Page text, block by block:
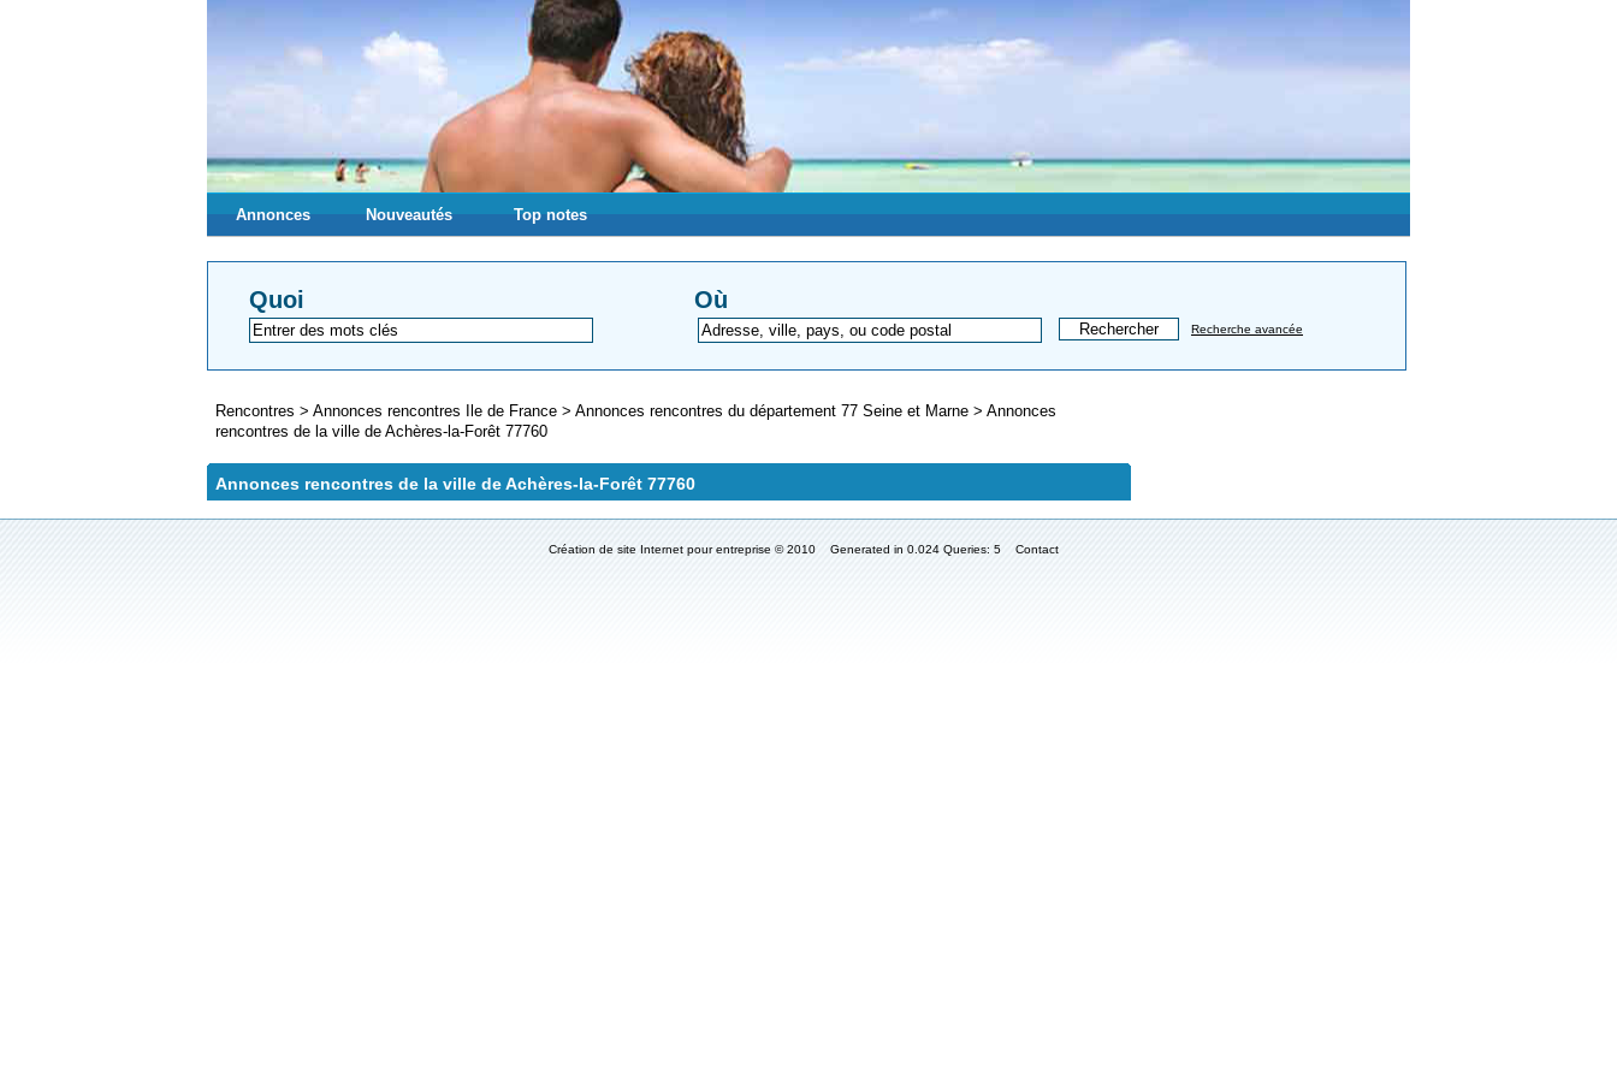
Annonces Nouveautés Top notes
Quoi Où
Recherche avancée
Rencontres > Annonces rencontres Ile de France > Annonces rencontres du département 77 Seine et Marne > Annonces
rencontres de la ville de Achères-la-Forêt 77760
Annonces rencontres de la ville de Achères-la-Forêt 77760
Création de site Internet pour entreprise© 2010 Generated in 0.024 Queries: 5 Contact